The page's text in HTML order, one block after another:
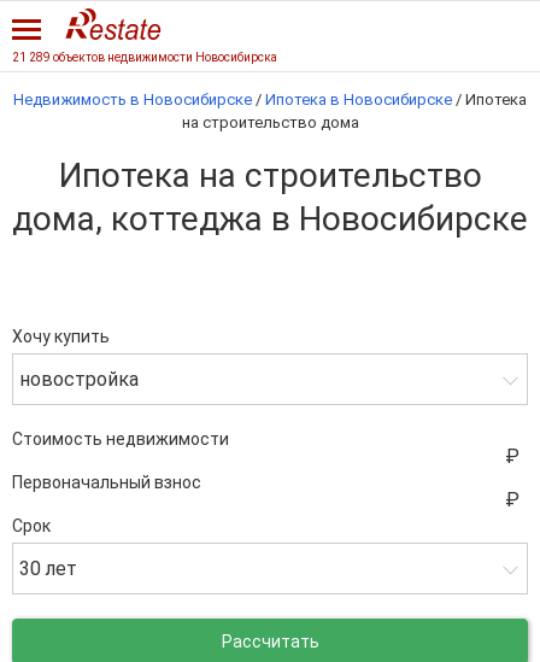
21 289 объектов недвижимости Новосибирска
Недвижимость в Новосибирске / Ипотека в Новосибирске / Ипотека
на строительство дома
Ипотека на строительство
дома, коттеджа в Новосибирске
Хочу купить
новостройка
Стоимость недвижимости
Первоначальный взнос
Срок
30 лет
Рассчитать